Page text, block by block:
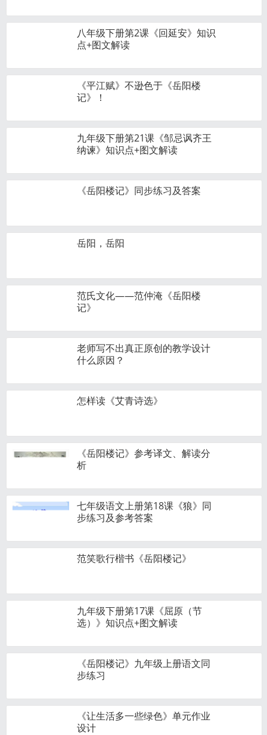
八年级下册第2课《回延安》知识
点+图文解读
《平江赋》不逊色于《岳阳楼
记》！
九年级下册第21课《邹忌讽齐王
纳谏》知识点+图文解读
《岳阳楼记》同步练习及答案
岳阳，岳阳
范氏文化——范仲淹《岳阳楼
记》
老师写不出真正原创的教学设计
什么原因？
怎样读《艾青诗选》
《岳阳楼记》参考译文、解读分
析
七年级语文上册第18课《狼》同
步练习及参考答案
范笑歌行楷书《岳阳楼记》
九年级下册第17课《屈原（节
选）》知识点+图文解读
《岳阳楼记》九年级上册语文同
步练习
《让生活多一些绿色》单元作业
设计